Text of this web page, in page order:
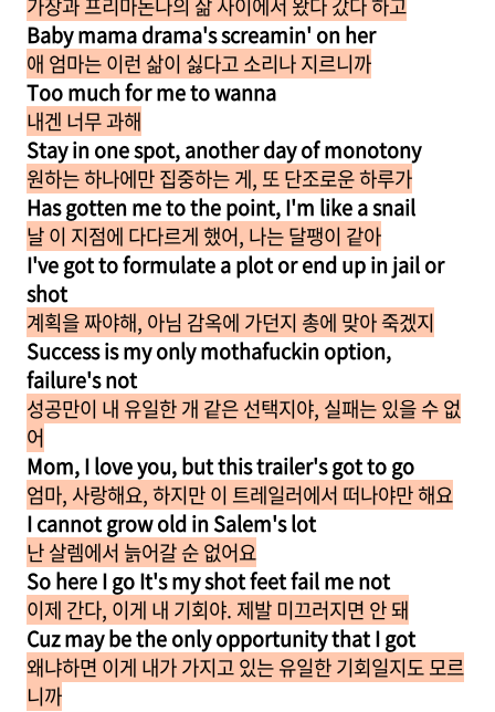
가장과 프리마돈나의 삶 사이에서 왔다 갔다 하고
Baby mama drama's screamin' on her
애 엄마는 이런 삶이 싫다고 소리나 지르니까
Too much for me to wanna
내겐 너무 과해
Stay in one spot, another day of monotony
원하는 하나에만 집중하는 게, 또 단조로운 하루가
Has gotten me to the point, I'm like a snail
날 이 지점에 다다르게 했어, 나는 달팽이 같아
I've got to formulate a plot or end up in jail or
shot
계획을 짜야해, 아님 감옥에 가던지 총에 맞아 죽겠지
Success is my only mothafuckin option,
failure's not
성공만이 내 유일한 개 같은 선택지야, 실패는 있을 수 없
어
Mom, I love you, but this trailer's got to go
엄마, 사랑해요, 하지만 이 트레일러에서 떠나야만 해요
I cannot grow old in Salem's lot
난 살렘에서 늙어갈 순 없어요
So here I go It's my shot feet fail me not
이제 간다, 이게 내 기회야. 제발 미끄러지면 안 돼
Cuz may be the only opportunity that I got
왜냐하면 이게 내가 가지고 있는 유일한 기회일지도 모르
니까